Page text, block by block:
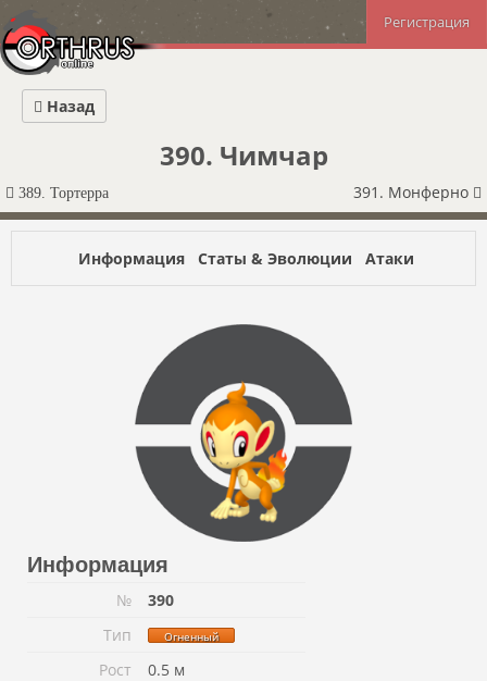
Регистрация
390. Чимчар
389. Тортерра 391. Монферно
Назад
Информация Статы & Эволюции Атаки
Информация
№
390
Тип
Огненный
Рост
0.5 м